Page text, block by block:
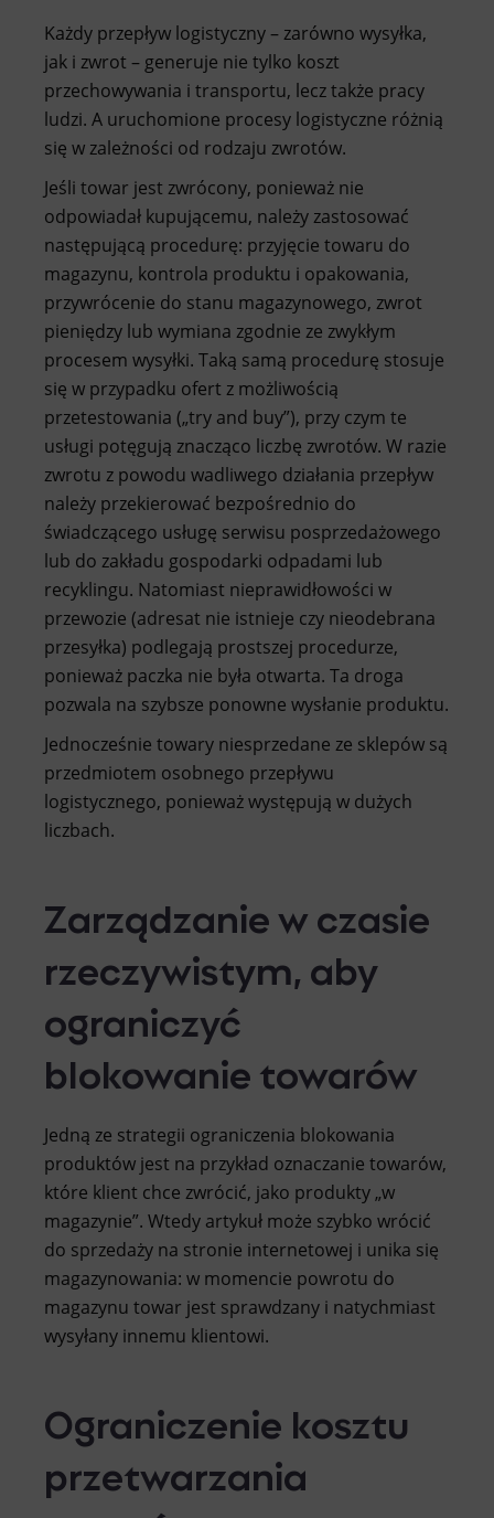
Każdy przepływ logistyczny – zarówno wysyłka,
jak i zwrot – generuje nie tylko koszt
przechowywania i transportu, lecz także pracy
ludzi. A uruchomione procesy logistyczne różnią
się w zależności od rodzaju zwrotów.
Jeśli towar jest zwrócony, ponieważ nie
odpowiadał kupującemu, należy zastosować
następującą procedurę: przyjęcie towaru do
magazynu, kontrola produktu i opakowania,
przywrócenie do stanu magazynowego, zwrot
pieniędzy lub wymiana zgodnie ze zwykłym
procesem wysyłki. Taką samą procedurę stosuje
się w przypadku ofert z możliwością
przetestowania („try and buy”), przy czym te
usługi potęgują znacząco liczbę zwrotów. W razie
zwrotu z powodu wadliwego działania przepływ
należy przekierować bezpośrednio do
świadczącego usługę serwisu posprzedażowego
lub do zakładu gospodarki odpadami lub
recyklingu. Natomiast nieprawidłowości w
przewozie (adresat nie istnieje czy nieodebrana
przesyłka) podlegają prostszej procedurze,
ponieważ paczka nie była otwarta. Ta droga
pozwala na szybsze ponowne wysłanie produktu.
Jednocześnie towary niesprzedane ze sklepów są
przedmiotem osobnego przepływu
logistycznego, ponieważ występują w dużych
liczbach.
Zarządzanie w czasie
rzeczywistym, aby
ograniczyć
blokowanie towarów
Jedną ze strategii ograniczenia blokowania
produktów jest na przykład oznaczanie towarów,
które klient chce zwrócić, jako produkty „w
magazynie”. Wtedy artykuł może szybko wrócić
do sprzedaży na stronie internetowej i unika się
magazynowania: w momencie powrotu do
magazynu towar jest sprawdzany i natychmiast
wysyłany innemu klientowi.
Ograniczenie kosztu
przetwarzania